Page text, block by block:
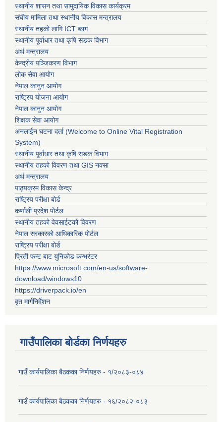
स्थानीय शासन तथा सामुदायिक विकास कार्यक्रम
संघीय मामिला तथा स्थानीय विकास मन्त्रालय
स्थानीय तहको लागि ICT ब्लग
स्थानीय पूर्वाधार तथा कृषि सडक विभाग
अर्थ मन्त्रालय
केन्द्रीय पञ्जिकरण विभाग
लोक सेवा आयोग
नेपाल कानुन आयोग
राष्ट्रिय योजना आयोग
नेपाल कानुन आयोग
शिक्षक सेवा आयोग
अनलाईन घटना दर्ता (Welcome to Online Vital Registration
System)
स्थानीय पूर्वाधार तथा कृषि सडक विभाग
स्थानीय तहको विवरण तथा GIS नक्सा
अर्थ मन्त्रालय
पाठ्यक्रम विकास केन्द्र
राष्ट्रिय परीक्षा बोर्ड
कर्णाली प्रदेश पोर्टल
स्थानीय तहको वेवसाईटको विवरण
नेपाल सरकारको आधिकारिक पोर्टल
राष्ट्रिय परीक्षा बोर्ड
प्रिती फन्ट बाट युनिकोड कन्भर्रटर
https://www.microsoft.com/en-us/software-
download/windows10
https://driverpack.io/en
वृत मार्गनिर्देशन
गाउँपालिका बोर्डका निर्णयहरु
गाउँ कार्यपालिका बैठकका निर्णयहरु - १/२०८३-०८४
गाउँ कार्यपालिका बैठकका निर्णयहरु - १६/२०८२-०८३